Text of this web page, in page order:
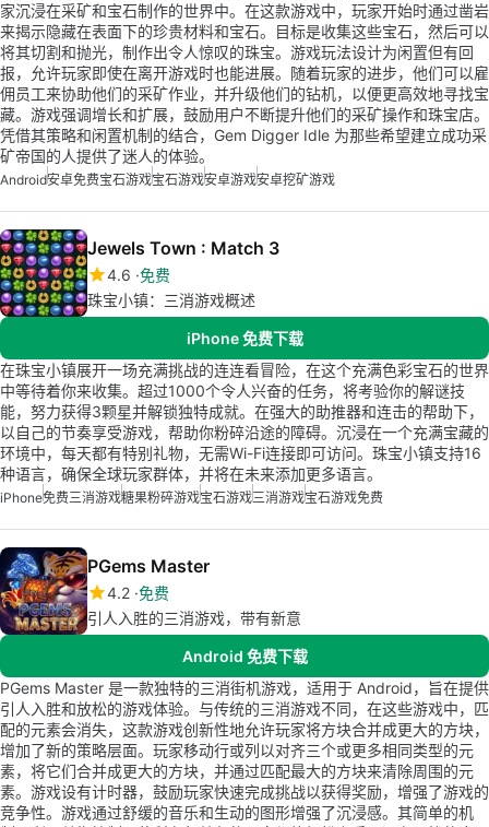
家沉浸在采矿和宝石制作的世界中。在这款游戏中，玩家开始时通过凿岩
来揭示隐藏在表面下的珍贵材料和宝石。目标是收集这些宝石，然后可以
将其切割和抛光，制作出令人惊叹的珠宝。游戏玩法设计为闲置但有回
报，允许玩家即使在离开游戏时也能进展。随着玩家的进步，他们可以雇
佣员工来协助他们的采矿作业，并升级他们的钻机，以便更高效地寻找宝
藏。游戏强调增长和扩展，鼓励用户不断提升他们的采矿操作和珠宝店。
凭借其策略和闲置机制的结合，Gem Digger Idle 为那些希望建立成功采
矿帝国的人提供了迷人的体验。
Android安卓免费宝石游戏宝石游戏安卓游戏安卓挖矿游戏
Jewels Town : Match 3
4.6 免费
珠宝小镇：三消游戏概述
iPhone 免费下载
在珠宝小镇展开一场充满挑战的连连看冒险，在这个充满色彩宝石的世界
中等待着你来收集。超过1000个令人兴奋的任务，将考验你的解谜技
能，努力获得3颗星并解锁独特成就。在强大的助推器和连击的帮助下，
以自己的节奏享受游戏，帮助你粉碎沿途的障碍。沉浸在一个充满宝藏的
环境中，每天都有特别礼物，无需Wi-Fi连接即可访问。珠宝小镇支持16
种语言，确保全球玩家群体，并将在未来添加更多语言。
iPhone免费三消游戏糖果粉碎游戏宝石游戏三消游戏宝石游戏免费
PGems Master
4.2 免费
引人入胜的三消游戏，带有新意
Android 免费下载
PGems Master 是一款独特的三消街机游戏，适用于 Android，旨在提供
引人入胜和放松的游戏体验。与传统的三消游戏不同，在这些游戏中，匹
配的元素会消失，这款游戏创新性地允许玩家将方块合并成更大的方块，
增加了新的策略层面。玩家移动行或列以对齐三个或更多相同类型的元
素，将它们合并成更大的方块，并通过匹配最大的方块来清除周围的元
素。游戏设有计时器，鼓励玩家快速完成挑战以获得奖励，增强了游戏的
竞争性。游戏通过舒缓的音乐和生动的图形增强了沉浸感。其简单的机